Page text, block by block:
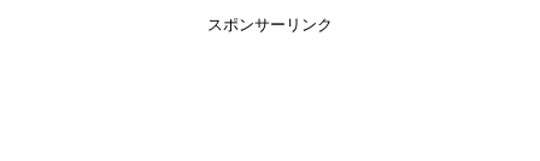
スポンサーリンク